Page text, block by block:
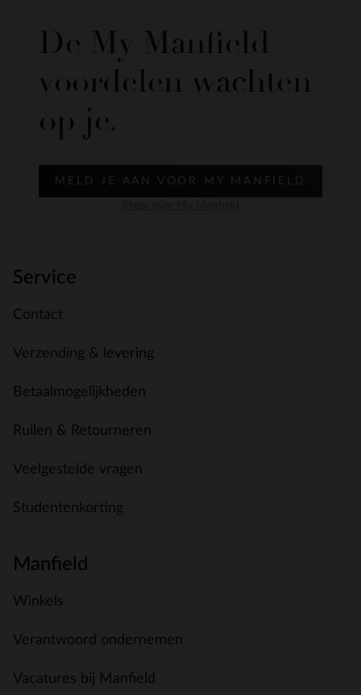
De My Manfield
voordelen wachten
op je.
MELD JE AAN VOOR MY MANFIELD
Service
Contact
Verzending & levering
Betaalmogelijkheden
Ruilen & Retourneren
Veelgestelde vragen
Studentenkorting
Manfield
Winkels
Verantwoord ondernemen
Vacatures bij Manfield